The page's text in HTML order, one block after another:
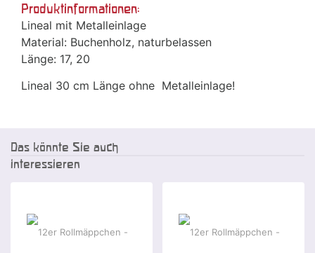
Produktinformationen:
Lineal mit Metalleinlage
Material: Buchenholz, naturbelassen
Länge: 17, 20
Lineal 30 cm Länge ohne Metalleinlage!
Das könnte Sie auch
interessieren